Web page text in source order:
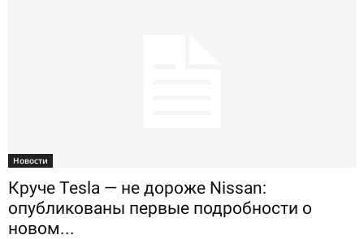
Новости
Круче Tesla — не дороже Nissan:
опубликованы первые подробности о
новом...